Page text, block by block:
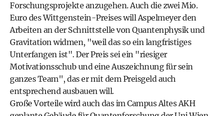
Forschungsprojekte anzugehen. Auch die zwei Mio.
Euro des Wittgenstein-Preises will Aspelmeyer den
Arbeiten an der Schnittstelle von Quantenphysik und
Gravitation widmen, "weil das so ein langfristiges
Unterfangen ist". Der Preis sei ein "riesiger
Motivationsschub und eine Auszeichnung für sein
ganzes Team", das er mit dem Preisgeld auch
entsprechend ausbauen will.
Große Vorteile wird auch das im Campus Altes AKH